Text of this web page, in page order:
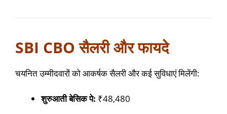
SBI CBO सैलरी और फायदे
चयनित उम्मीदवारों को आकर्षक सैलरी और कई सुविधाएं मिलेंगी:
शुरुआती बेसिक पे: ₹48,480